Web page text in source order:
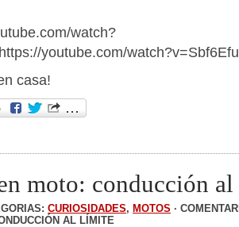
watch?
youtube.com/
casa!
moto: conducción
CURIOSIDADES, MOTOS ·
AL LÍMITE